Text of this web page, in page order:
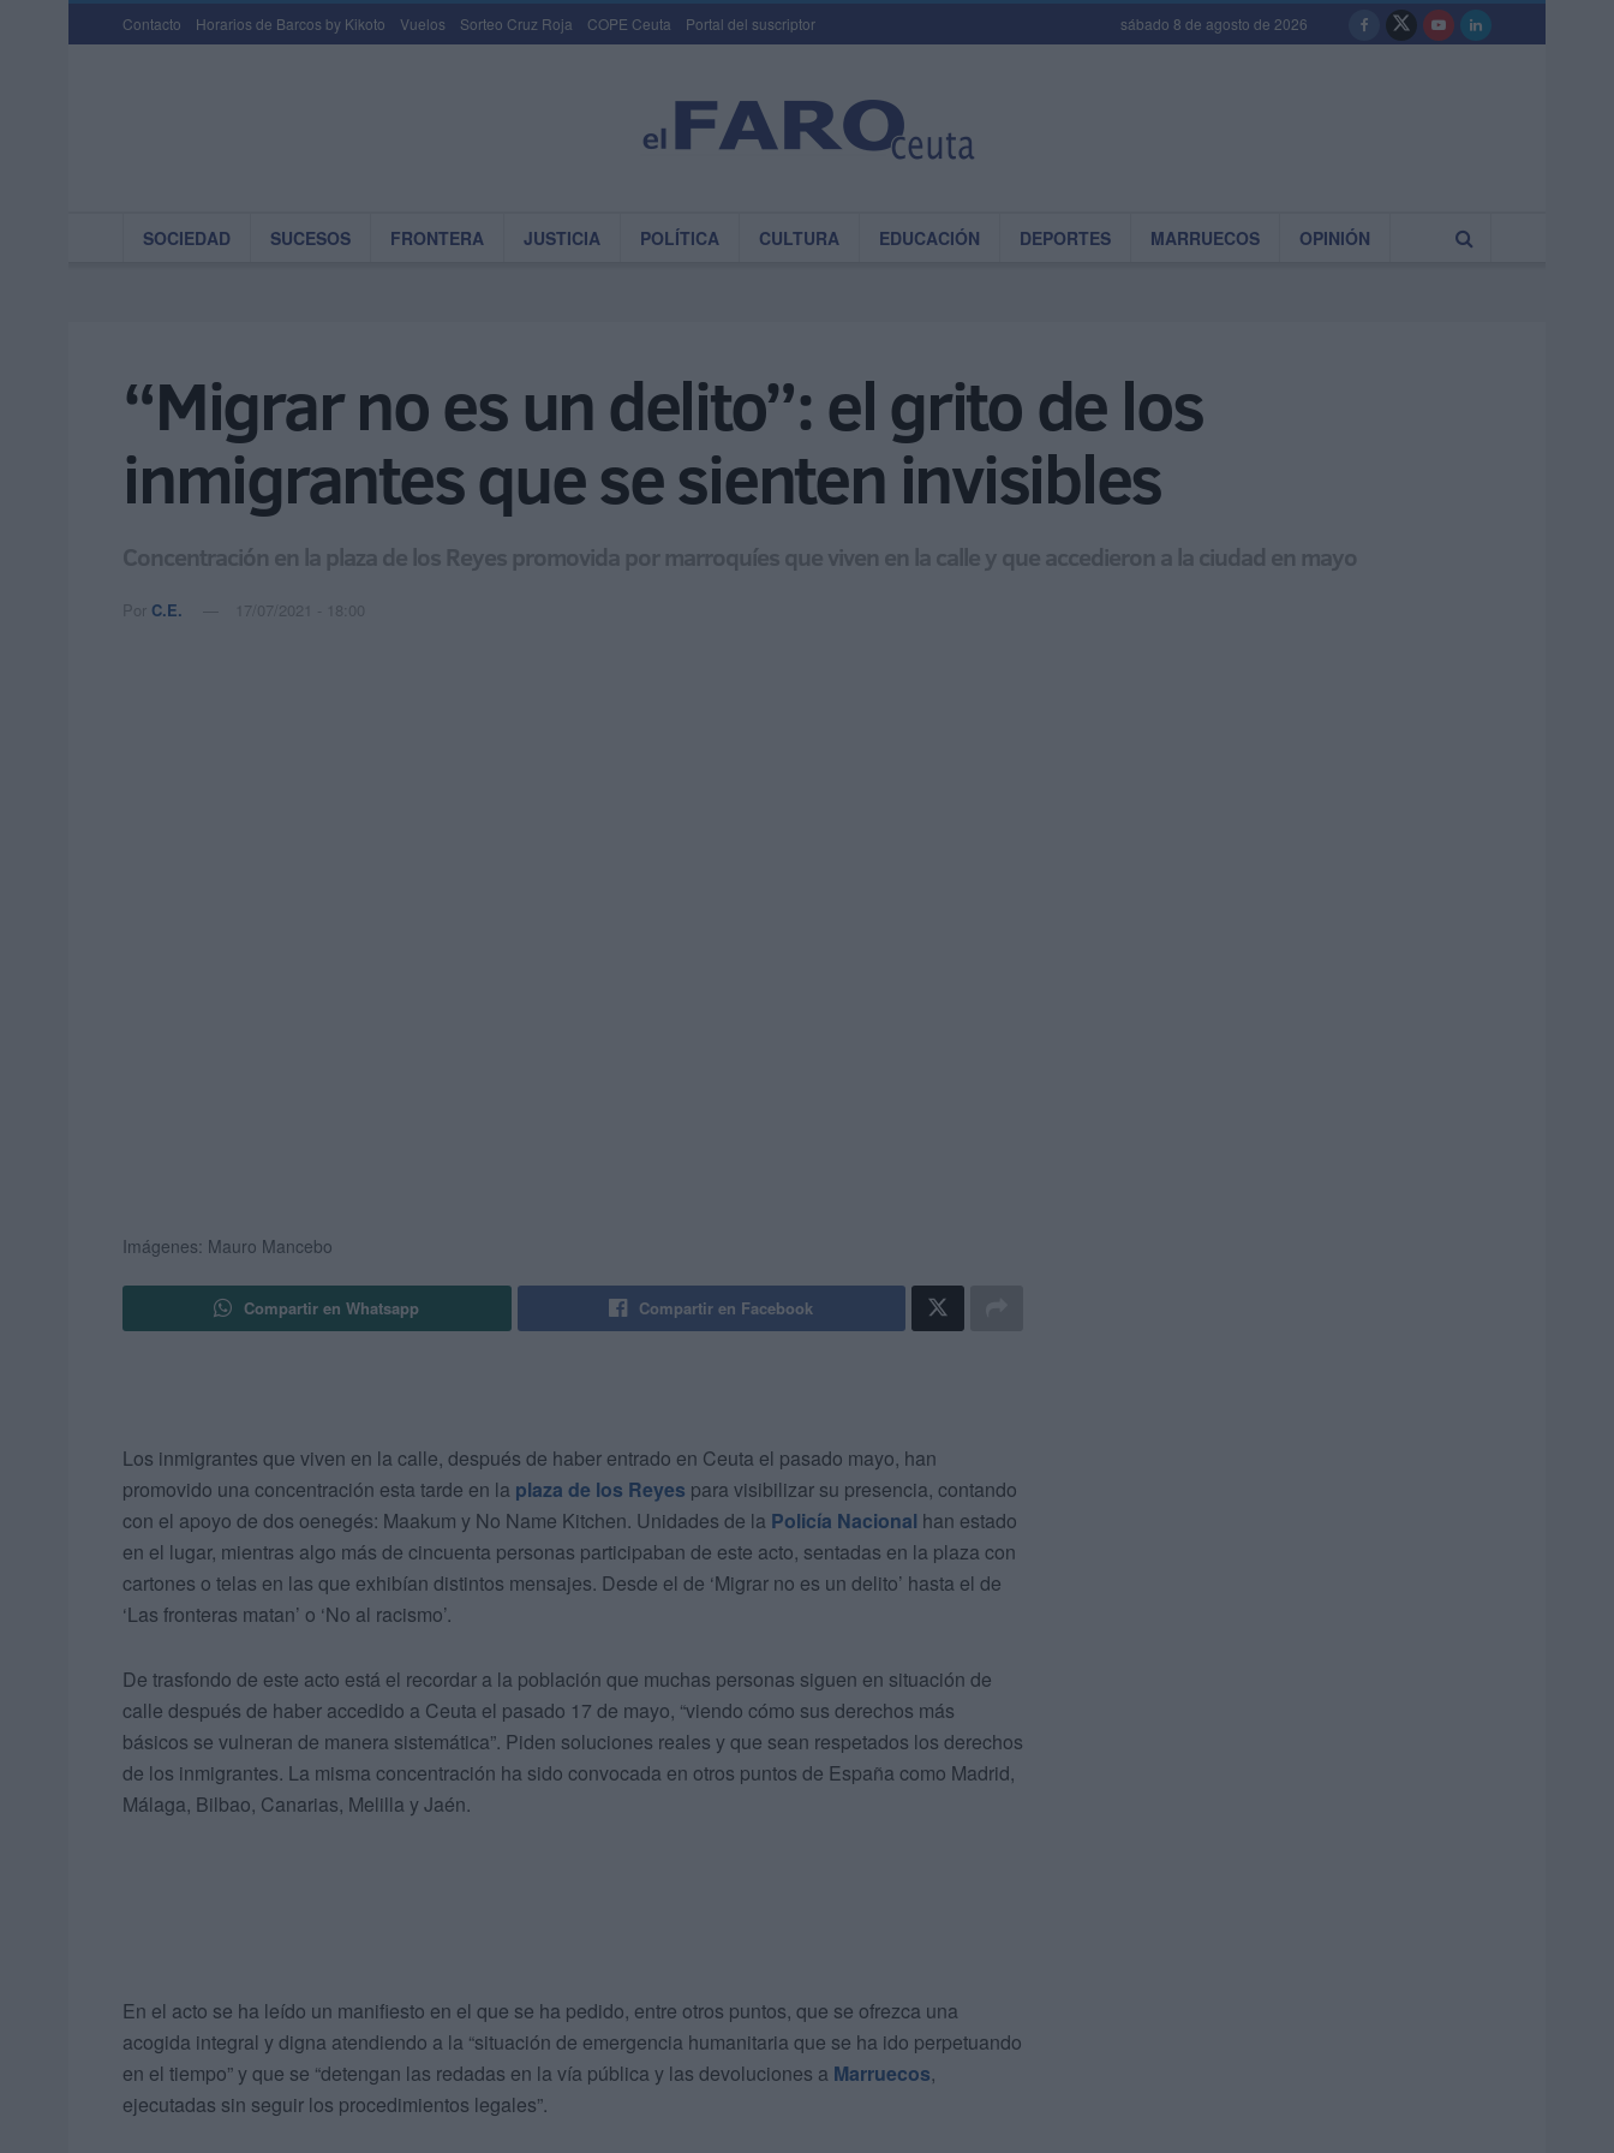
Contacto Horarios de Barcos by Kikoto Vuelos Sorteo Cruz Roja COPE Ceuta Portal del suscriptor sábado 8 de agosto de 2026
SOCIEDAD SUCESOS FRONTERA JUSTICIA POLÍTICA CULTURA EDUCACIÓN DEPORTES MARRUECOS OPINIÓN
“Migrar no es un delito”: el grito de los
inmigrantes que se sienten invisibles
Concentración en la plaza de los Reyes promovida por marroquíes que viven en la calle y que accedieron a la ciudad en mayo
Por C.E. 17/07/2021 - 18:00
Imágenes: Mauro Mancebo
Compartir en Whatsapp Compartir en Facebook
Los inmigrantes que viven en la calle, después de haber entrado en Ceuta el pasado mayo, han
promovido una concentración esta tarde en la plaza de los Reyes para visibilizar su presencia, contando
con el apoyo de dos oenegés: Maakum y No Name Kitchen. Unidades de la Policía Nacional han estado
en el lugar, mientras algo más de cincuenta personas participaban de este acto, sentadas en la plaza con
cartones o telas en las que exhibían distintos mensajes. Desde el de ‘Migrar no es un delito’ hasta el de
‘Las fronteras matan’ o ‘No al racismo’.
De trasfondo de este acto está el recordar a la población que muchas personas siguen en situación de
calle después de haber accedido a Ceuta el pasado 17 de mayo, “viendo cómo sus derechos más
básicos se vulneran de manera sistemática”. Piden soluciones reales y que sean respetados los derechos
de los inmigrantes. La misma concentración ha sido convocada en otros puntos de España como Madrid,
Málaga, Bilbao, Canarias, Melilla y Jaén.
En el acto se ha leído un manifiesto en el que se ha pedido, entre otros puntos, que se ofrezca una
acogida integral y digna atendiendo a la “situación de emergencia humanitaria que se ha ido perpetuando
en el tiempo” y que se “detengan las redadas en la vía pública y las devoluciones a Marruecos,
ejecutadas sin seguir los procedimientos legales”.